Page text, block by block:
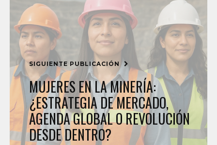
SIGUIENTE PUBLICACIÓN
MUJERES EN LA MINERÍA:
¿ESTRATEGIA DE MERCADO,
AGENDA GLOBAL O REVOLUCIÓN
DESDE DENTRO?